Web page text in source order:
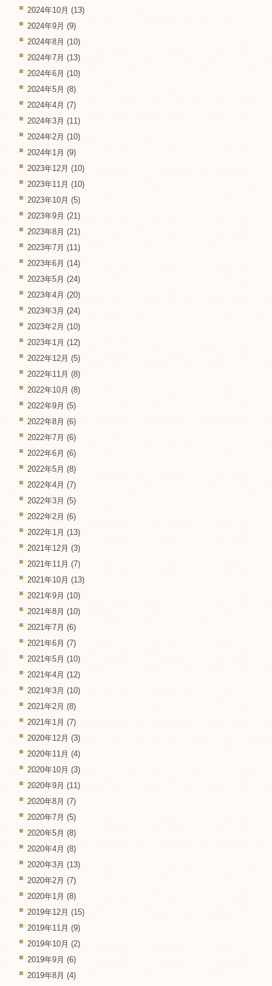
2024年10月 (13)
2024年9月 (9)
2024年8月 (10)
2024年7月 (13)
2024年6月 (10)
2024年5月 (8)
2024年4月 (7)
2024年3月 (11)
2024年2月 (10)
2024年1月 (9)
2023年12月 (10)
2023年11月 (10)
2023年10月 (5)
2023年9月 (21)
2023年8月 (21)
2023年7月 (11)
2023年6月 (14)
2023年5月 (24)
2023年4月 (20)
2023年3月 (24)
2023年2月 (10)
2023年1月 (12)
2022年12月 (5)
2022年11月 (8)
2022年10月 (8)
2022年9月 (5)
2022年8月 (6)
2022年7月 (6)
2022年6月 (6)
2022年5月 (8)
2022年4月 (7)
2022年3月 (5)
2022年2月 (6)
2022年1月 (13)
2021年12月 (3)
2021年11月 (7)
2021年10月 (13)
2021年9月 (10)
2021年8月 (10)
2021年7月 (6)
2021年6月 (7)
2021年5月 (10)
2021年4月 (12)
2021年3月 (10)
2021年2月 (8)
2021年1月 (7)
2020年12月 (3)
2020年11月 (4)
2020年10月 (3)
2020年9月 (11)
2020年8月 (7)
2020年7月 (5)
2020年5月 (8)
2020年4月 (8)
2020年3月 (13)
2020年2月 (7)
2020年1月 (8)
2019年12月 (15)
2019年11月 (9)
2019年10月 (2)
2019年9月 (6)
2019年8月 (4)